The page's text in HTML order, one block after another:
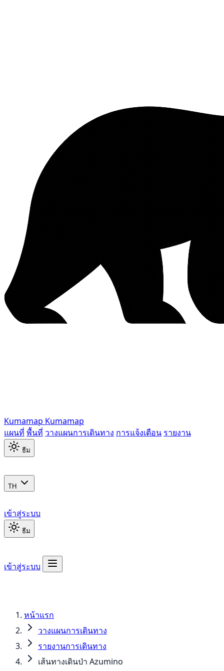
Kumamap Kumamap
แผนที่ พื้นที่ วางแผนการเดินทาง การแจ้งเตือน รายงาน
ธีม
TH
เข้าสู่ระบบ
ธีม
เข้าสู่ระบบ
หน้าแรก
วางแผนการเดินทาง
รายงานการเดินทาง
เส้นทางเดินป่า Azumino